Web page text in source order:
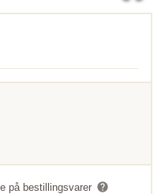
på bestillingsvarer